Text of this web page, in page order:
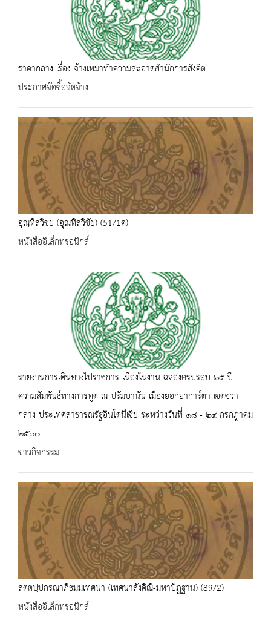
ราคากลาง เรื่อง จ้างเหมาทำความสะอาดสำนักการสังคีต
ประกาศจัดซื้อจัดจ้าง
อุณฺหิสวิชย (อุณหิสวิชัย) (51/1ค)
หนังสืออิเล็กทรอนิกส์
รายงานการเดินทางไปราชการ เนื่องในงาน ฉลองครบรอบ ๖๕ ปี
ความสัมพันธ์ทางการทูต ณ ปรัมบานัน เมืองยอกยาการ์ตา เขตชวา
กลาง ประเทศสาธารณรัฐอินโดนีเซีย ระหว่างวันที่ ๑๘ - ๒๔ กรกฎาคม
๒๕๖๐
ข่าวกิจกรรม
สตฺตปฺปกรณาภิธมฺมเทศนา (เทศนาสังคิณี-มหาปัฏฐาน) (89/2)
หนังสืออิเล็กทรอนิกส์